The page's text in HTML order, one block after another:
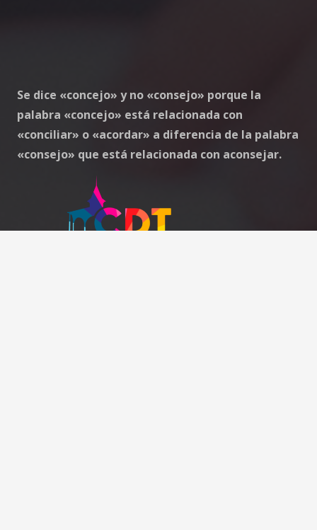
Se dice «concejo» y no «consejo» porque la
palabra «concejo» está relacionada con
«conciliar» o «acordar» a diferencia de la palabra
«consejo» que está relacionada con aconsejar.